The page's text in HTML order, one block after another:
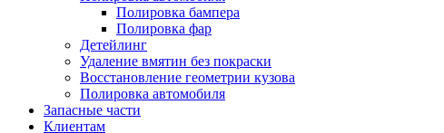
Полировка бампера
Полировка фар
Детейлинг
Удаление вмятин без покраски
Восстановление геометрии кузова
Полировка автомобиля
Запасные части
Клиентам